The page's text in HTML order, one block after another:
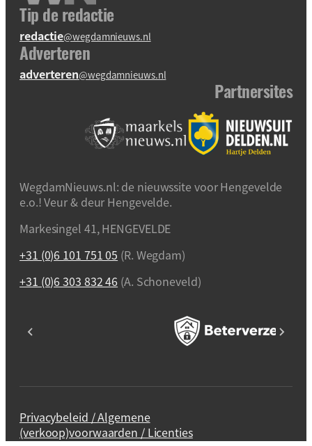
Tip de redactie
redactie@wegdamnieuws.nl
Adverteren
adverteren@wegdamnieuws.nl
Partnersites
WegdamNieuws.nl: de nieuwssite voor Hengevelde
e.o.! Veur & deur Hengevelde.
Markesingel 41, HENGEVELDE
+31 (0)6 101 751 05 (R. Wegdam)
+31 (0)6 303 832 46 (A. Schoneveld)
Privacybeleid / Algemene
(verkoop)voorwaarden / Licenties